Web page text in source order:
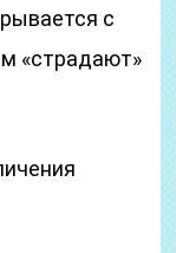
с
«страдают»